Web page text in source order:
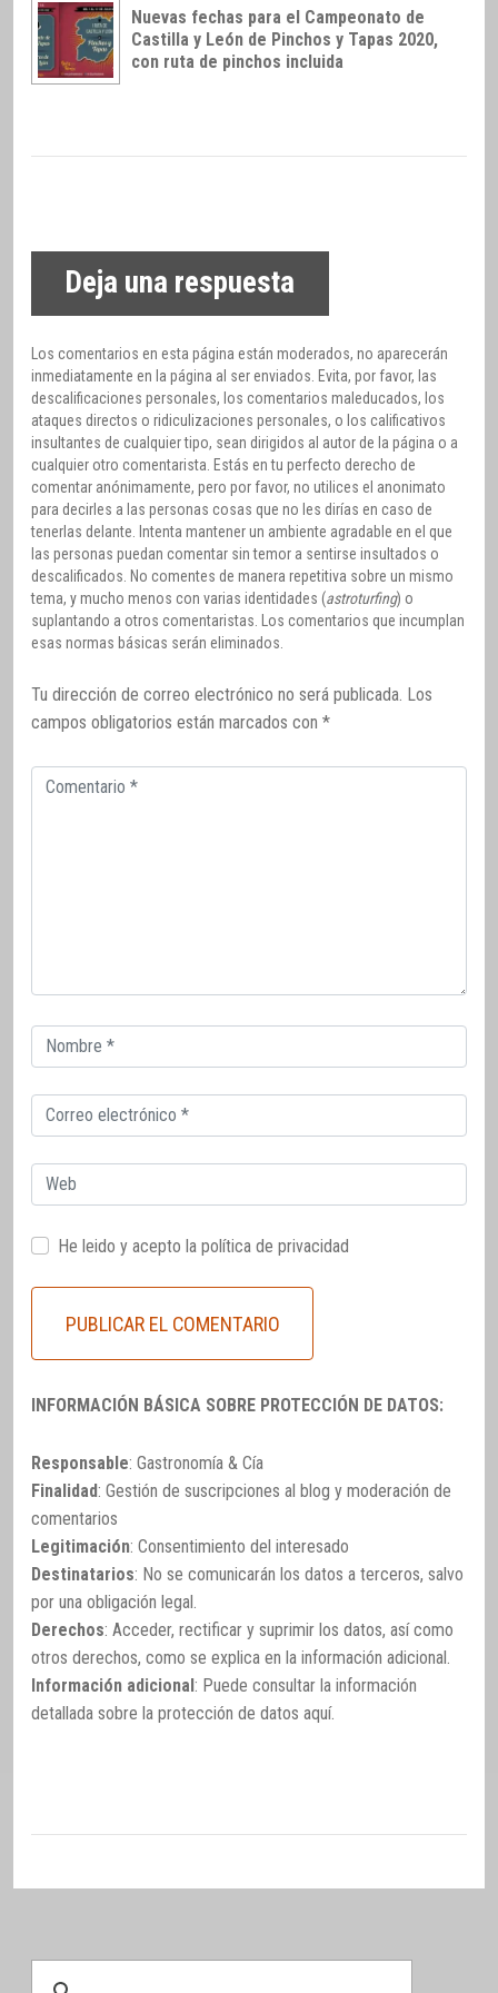
Nuevas fechas para el Campeonato de
Castilla y León de Pinchos y Tapas 2020,
con ruta de pinchos incluida
Deja una respuesta
Los comentarios en esta página están moderados, no aparecerán
inmediatamente en la página al ser enviados. Evita, por favor, las
descalificaciones personales, los comentarios maleducados, los
ataques directos o ridiculizaciones personales, o los calificativos
insultantes de cualquier tipo, sean dirigidos al autor de la página o a
cualquier otro comentarista. Estás en tu perfecto derecho de
comentar anónimamente, pero por favor, no utilices el anonimato
para decirles a las personas cosas que no les dirías en caso de
tenerlas delante. Intenta mantener un ambiente agradable en el que
las personas puedan comentar sin temor a sentirse insultados o
descalificados. No comentes de manera repetitiva sobre un mismo
tema, y mucho menos con varias identidades (astroturfing) o
suplantando a otros comentaristas. Los comentarios que incumplan
esas normas básicas serán eliminados.
Tu dirección de correo electrónico no será publicada. Los
campos obligatorios están marcados con *
Comentario
Correo
electrónico
Correo
electrónico
Web
He leido y acepto la política de privacidad
INFORMACIÓN BÁSICA SOBRE PROTECCIÓN DE DATOS:
Responsable: Gastronomía & Cía
Finalidad: Gestión de suscripciones al blog y moderación de
comentarios
Legitimación: Consentimiento del interesado
Destinatarios: No se comunicarán los datos a terceros, salvo
por una obligación legal.
Derechos: Acceder, rectificar y suprimir los datos, así como
otros derechos, como se explica en la información adicional.
Información adicional: Puede consultar la información
detallada sobre la protección de datos aquí.